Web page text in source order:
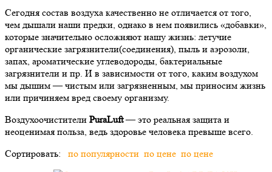
Сегодня состав воздуха качественно не отличается от того,
чем дышали наши предки, однако в нем появились «добавки»,
которые значительно осложняют нашу жизнь: летучие
органические загрязнители(соединения), пыль и аэрозоли,
запах, ароматические углеводороды, бактериальные
загрязнители и пр. И в зависимости от того, каким воздухом
мы дышим — чистым или загрязненным, мы приносим жизнь
или причиняем вред своему организму.
Воздухоочистители PuraLuft— это реальная защита и
неоценимая польза, ведь здоровье человека превыше всего.
Сортировать:
по популярности по цене по цене